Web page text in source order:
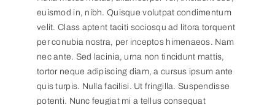
euismod in, nibh. Quisque volutpat condimentum
velit. Class aptent taciti sociosqu ad litora torquent
per conubia nostra, per inceptos himenaeos. Nam
nec ante. Sed lacinia, urna non tincidunt mattis,
tortor neque adipiscing diam, a cursus ipsum ante
quis turpis. Nulla facilisi. Ut fringilla. Suspendisse
potenti. Nunc feugiat mi a tellus consequat